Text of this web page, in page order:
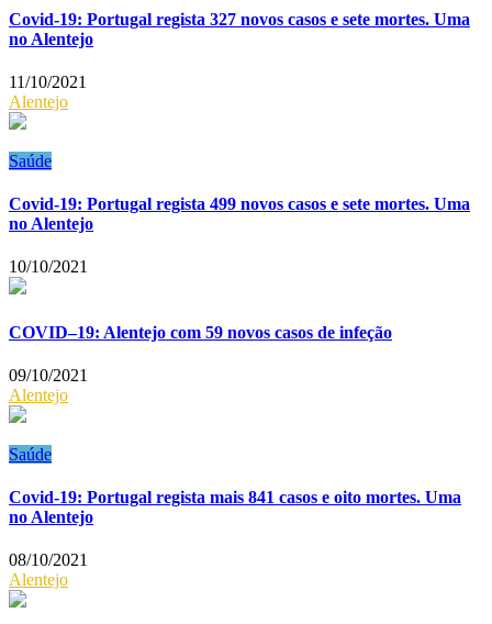
Covid-19: Portugal regista 327 novos casos e sete mortes. Uma
no Alentejo
11/10/2021
Alentejo
Saúde
Covid-19: Portugal regista 499 novos casos e sete mortes. Uma
no Alentejo
10/10/2021
COVID–19: Alentejo com 59 novos casos de infeção
09/10/2021
Alentejo
Saúde
Covid-19: Portugal regista mais 841 casos e oito mortes. Uma
no Alentejo
08/10/2021
Alentejo